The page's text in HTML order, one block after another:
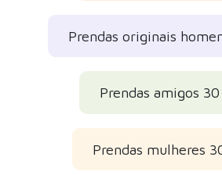
Prendas originais
Prendas amigos 30
Prendas mulheres